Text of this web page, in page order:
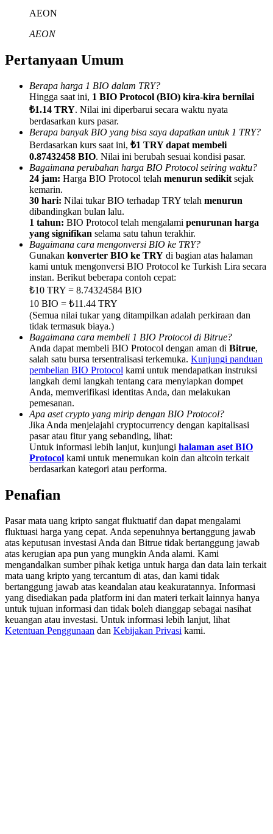
Referensi
Undang teman untuk mendapatkan imbalan tunai
Deposit CASHCAT & Win
Deposit CASHCAT & Win
Share 500000 CASHCAT prize pool
Exclusive for BitMart Users
Register & Trade to Win 500,000 USDT
Precious Metals Trading Carnival
Trade Gold & Silver · 33,333 USDT Bonus
USDT New User Exclusive 10% APR
USDT Flexible Staking | Daily Rewards
New Listing Futures Fest
Trade New Futures, Win 200,000 USDT
AEON
AEON
Pertanyaan Umum
Berapa harga 1 BIO dalam TRY?
Hingga saat ini, 1 BIO Protocol (BIO) kira-kira bernilai
₺1.14 TRY. Nilai ini diperbarui secara waktu nyata
berdasarkan kurs pasar.
Berapa banyak BIO yang bisa saya dapatkan untuk 1 TRY?
Berdasarkan kurs saat ini, ₺1 TRY dapat membeli
0.87432458 BIO. Nilai ini berubah sesuai kondisi pasar.
Bagaimana perubahan harga BIO Protocol seiring waktu?
24 jam: Harga BIO Protocol telah menurun sedikit sejak
kemarin.
30 hari: Nilai tukar BIO terhadap TRY telah menurun
dibandingkan bulan lalu.
1 tahun: BIO Protocol telah mengalami penurunan harga
yang signifikan selama satu tahun terakhir.
Bagaimana cara mengonversi BIO ke TRY?
Gunakan konverter BIO ke TRY di bagian atas halaman
kami untuk mengonversi BIO Protocol ke Turkish Lira secara
instan. Berikut beberapa contoh cepat:
₺10 TRY = 8.74324584 BIO
10 BIO = ₺11.44 TRY
(Semua nilai tukar yang ditampilkan adalah perkiraan dan
tidak termasuk biaya.)
Bagaimana cara membeli 1 BIO Protocol di Bitrue?
Anda dapat membeli BIO Protocol dengan aman di Bitrue,
salah satu bursa tersentralisasi terkemuka. Kunjungi panduan
pembelian BIO Protocol kami untuk mendapatkan instruksi
langkah demi langkah tentang cara menyiapkan dompet
Anda, memverifikasi identitas Anda, dan melakukan
pemesanan.
Apa aset crypto yang mirip dengan BIO Protocol?
Jika Anda menjelajahi cryptocurrency dengan kapitalisasi
pasar atau fitur yang sebanding, lihat:
Untuk informasi lebih lanjut, kunjungi halaman aset BIO
Protocol kami untuk menemukan koin dan altcoin terkait
berdasarkan kategori atau performa.
Penafian
Pasar mata uang kripto sangat fluktuatif dan dapat mengalami
fluktuasi harga yang cepat. Anda sepenuhnya bertanggung jawab
atas keputusan investasi Anda dan Bitrue tidak bertanggung jawab
atas kerugian apa pun yang mungkin Anda alami. Kami
mengandalkan sumber pihak ketiga untuk harga dan data lain terkait
mata uang kripto yang tercantum di atas, dan kami tidak
bertanggung jawab atas keandalan atau keakuratannya. Informasi
yang disediakan pada platform ini dan materi terkait lainnya hanya
untuk tujuan informasi dan tidak boleh dianggap sebagai nasihat
keuangan atau investasi. Untuk informasi lebih lanjut, lihat
Ketentuan Penggunaan dan Kebijakan Privasi kami.